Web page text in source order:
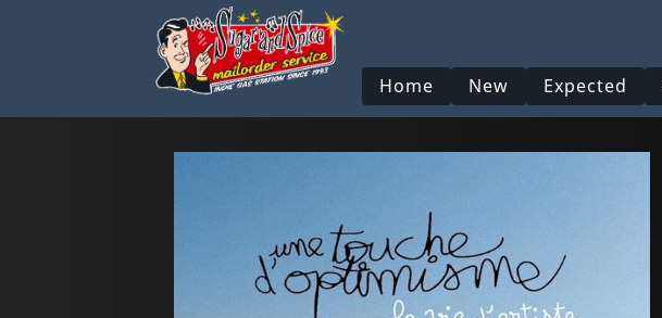
Home New Expected